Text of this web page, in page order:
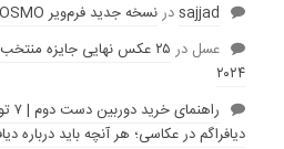
sajjadدرنسخه جدید فرم‌ویر DJI OSMO منتشر شد
عسل در
۲۵ عکس نهایی جایزه
۲۰۲۴
راهنمای خرید دوربین دست دوم | ۷ توصیه مهم - مجله پیکسل
دیافراگم در عکاسی؛ هر آنچه باید درباره